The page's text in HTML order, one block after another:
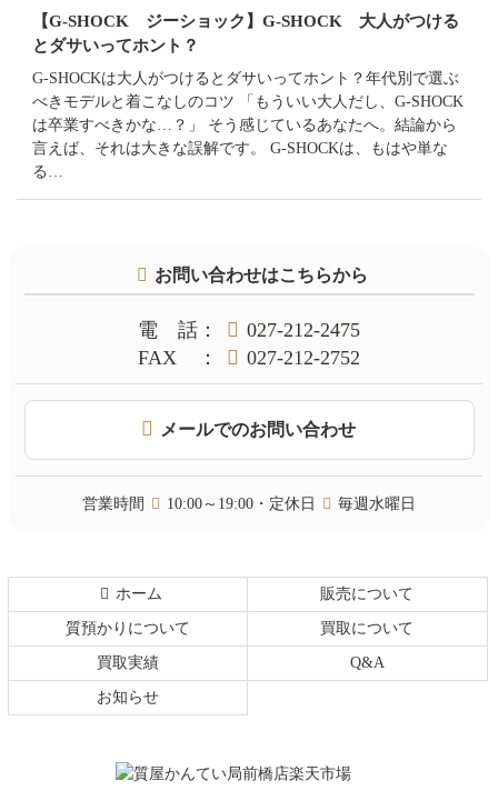
【G-SHOCK ジーショック】G-SHOCK 大人がつける
とダサいってホント？
G-SHOCKは大人がつけるとダサいってホント？年代別で選ぶ
べきモデルと着こなしのコツ 「もういい大人だし、G-SHOCK
は卒業すべきかな…？」 そう感じているあなたへ。結論から
言えば、それは大きな誤解です。 G-SHOCKは、もはや単な
る…
お問い合わせはこちらから
電話 ：
027-212-2475
FAX
： 027-212-2752
メールでのお問い合わせ
営業時間 10:00～19:00・定休日 毎週水曜日
ホーム 販売について
質預かりについて 買取について
買取実績 Q&A
お知らせ